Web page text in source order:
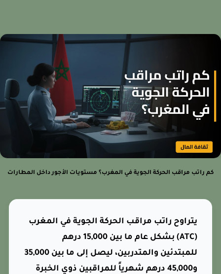
راتب مراقب الحركة الجوية في المغرب؟ مستويات الأجور داخل المطارات
يتراوح راتب مراقب الحركة الجوية في المغرب
(ATC) بشكل عام ما بين 15,000 درهم
للمبتدئين والمتدربين، ليصل إلى ما بين 35,000
و45,000 درهم شهرياً للمراقبين ذوي الخبرة